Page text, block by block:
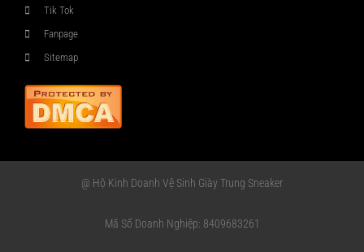
Tik Tok
Fanpage
Sitemap
@ Hộ Kinh Doanh Vệ Sinh Giày Trung Sneaker
Mã Số Doanh Nghiệp: 8409683261